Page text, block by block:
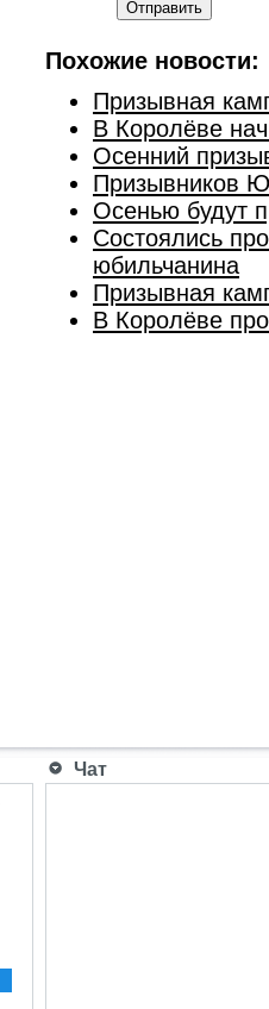
Отправить
Похожие новости:
Призывная
В Королёве
Осенний
Призывников
Осенью будут
Состоялись
юбильчанина
Призывная
В Королёве
Чат